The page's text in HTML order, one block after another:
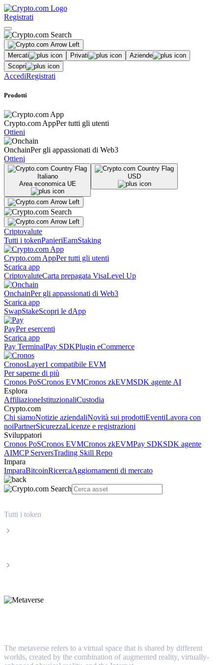
Registrati
Mercati Privati
Aziende
Scopri
AccediRegistrati
Prodotti
Crypto.com AppPer tutti gli utenti
Ottieni
OnchainPer gli appassionati di Web3
Ottieni
Italiano
Area economica UE
USD
Criptovalute
Tutti i tokenPanieriEarnStaking
Crypto.com AppPer tutti gli utenti
Scarica app
CriptovaluteCarta prepagata VisaLevel Up
OnchainPer gli appassionati di Web3
Scarica app
SwapStakeScopri le dApp
PayPer esercenti
Scarica app
Pay TerminalPay SDKPlugin eCommerce
CronosLayer1 compatibile EVM
Per saperne di più
Cronos PoSCronos EVMCronos zkEVMSDK agente AI
Esplora
AffiliazioneIstituzionaliCustodia
Crypto.com
Chi siamoNotizie aziendaliNovità sui prodottiEventiLavora con
noiPartnerSicurezzaLicenze e registrazioni
Sviluppatori
Cronos PoSCronos EVMCronos zkEVMPay SDKSDK agente
AIMCP ServersTrading Skill Repo
Impara
ImparaBitcoinRicercaAggiornamenti di mercato
Tutti i token
The metaverse refers to a virtual space that is shared by different
worlds, created by the combination of augmented reality, virtually-